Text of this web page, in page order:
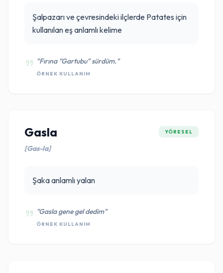
Şalpazarı ve çevresindeki ilçlerde Patates için
kullanılan eş anlamlı kelime
"Fırına "Gartubu" sürdüm."
ÖRNEK KULLANIM
Gasla
[Gas-la]
YÖRESEL
Şaka anlamlı yalan
"Gasla gene gel dedim"
ÖRNEK KULLANIM